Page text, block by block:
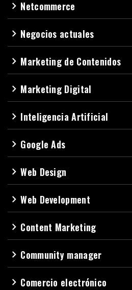
navigate_next Netcommerce
navigate_next Negocios actuales
navigate_next Marketing de Contenidos
navigate_next Marketing Digital
navigate_next Inteligencia Artificial
navigate_next Google Ads
navigate_nextWeb Design
navigate_nextWeb Development
navigate_next Content Marketing
navigate_next Community manager
navigate_next Comercio electrónico